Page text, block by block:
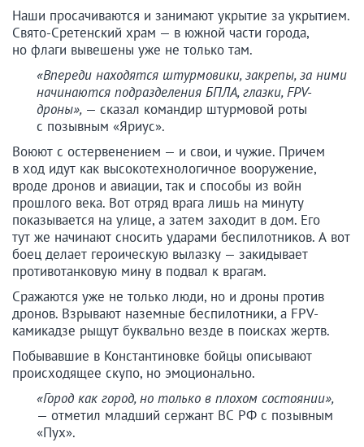
Наши просачиваются и занимают укрытие за укрытием.
Свято-Сретенский храм — в южной части города,
но флаги вывешены уже не только там.
«Впереди находятся штурмовики, закрепы, за ними
начинаются подразделения БПЛА, глазки, FPV-
дроны», — сказал командир штурмовой роты
с позывным «Яриус».
Воюют с остервенением — и свои, и чужие. Причем
в ход идут как высокотехнологичное вооружение,
вроде дронов и авиации, так и способы из войн
прошлого века. Вот отряд врага лишь на минуту
показывается на улице, а затем заходит в дом. Его
тут же начинают сносить ударами беспилотников. А вот
боец делает героическую вылазку — закидывает
противотанковую мину в подвал к врагам.
Сражаются уже не только люди, но и дроны против
дронов. Взрывают наземные беспилотники, а FPV-
камикадзе рыщут буквально везде в поисках жертв.
Побывавшие в Константиновке бойцы описывают
происходящее скупо, но эмоционально.
«Город как город, но только в плохом состоянии»,
— отметил младший сержант ВС РФ с позывным
«Пух».